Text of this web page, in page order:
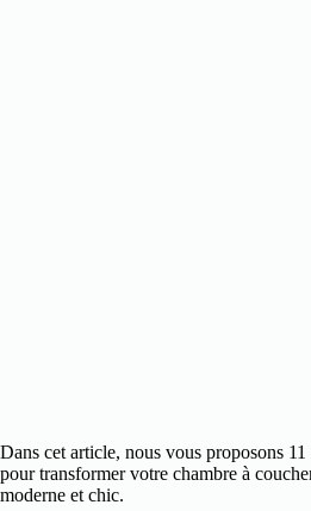
Dans cet article, nous vous proposons 11
pour transformer votre chambre à
moderne et chic.